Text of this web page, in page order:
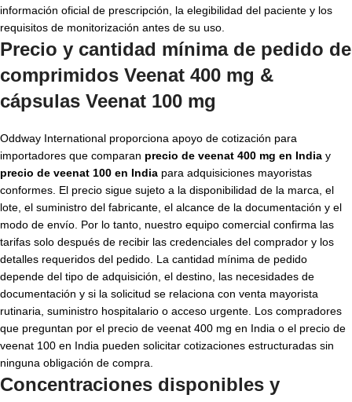
información oficial de prescripción, la elegibilidad del paciente y los
requisitos de monitorización antes de su uso.
Precio y cantidad mínima de pedido de
comprimidos Veenat 400 mg &
cápsulas Veenat 100 mg
Oddway International proporciona apoyo de cotización para
importadores que comparan precio de veenat 400 mg en India y
precio de veenat 100 en India para adquisiciones mayoristas
conformes. El precio sigue sujeto a la disponibilidad de la marca, el
lote, el suministro del fabricante, el alcance de la documentación y el
modo de envío. Por lo tanto, nuestro equipo comercial confirma las
tarifas solo después de recibir las credenciales del comprador y los
detalles requeridos del pedido. La cantidad mínima de pedido
depende del tipo de adquisición, el destino, las necesidades de
documentación y si la solicitud se relaciona con venta mayorista
rutinaria, suministro hospitalario o acceso urgente. Los compradores
que preguntan por el precio de veenat 400 mg en India o el precio de
veenat 100 en India pueden solicitar cotizaciones estructuradas sin
ninguna obligación de compra.
Concentraciones disponibles y